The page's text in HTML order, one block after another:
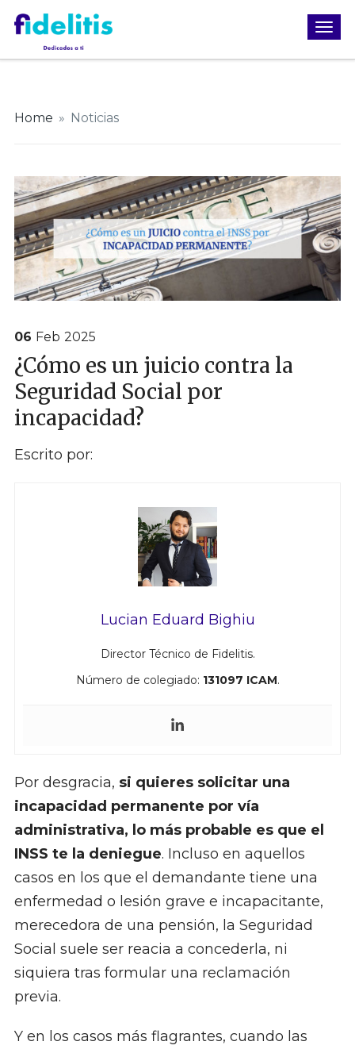
Home » Noticias
06 Feb 2025
¿Cómo es un juicio contra la
Seguridad Social por
incapacidad?
Escrito por:
Lucian Eduard Bighiu
Director Técnico de Fidelitis.
Número de colegiado: 131097 ICAM.
Por desgracia, si quieres solicitar una
incapacidad permanente por vía
administrativa, lo más probable es que el
INSS te la deniegue. Incluso en aquellos
casos en los que el demandante tiene una
enfermedad o lesión grave e incapacitante,
merecedora de una pensión, la Seguridad
Social suele ser reacia a concederla, ni
siquiera tras formular una reclamación
previa.
Y en los casos más flagrantes, cuando las